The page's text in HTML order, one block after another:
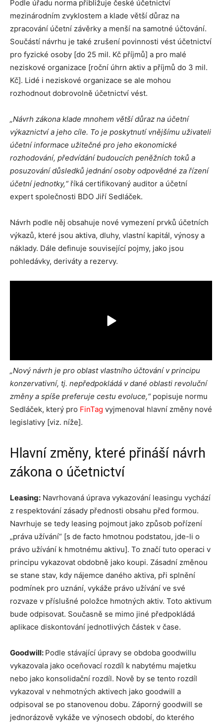
Podle úřadu norma přibližuje české účetnictví
mezinárodním zvyklostem a klade větší důraz na
zpracování účetní závěrky a menší na samotné účtování.
Součástí návrhu je také zrušení povinnosti vést účetnictví
pro fyzické osoby [do 25 mil. Kč příjmů] a pro malé
neziskové organizace [roční úhrn aktiv a příjmů do 3 mil.
Kč]. Lidé i neziskové organizace se ale mohou
rozhodnout dobrovolně účetnictví vést.
„Návrh zákona klade mnohem větší důraz na účetní
výkaznictví a jeho cíle. To je poskytnutí vnějšímu uživateli
účetní informace užitečné pro jeho ekonomické
rozhodování, předvídání budoucích peněžních toků a
posuzování důsledků jednání osoby odpovědné za řízení
účetní jednotky,“říká certifikovaný auditor a účetní
expert společnosti BDO Jiří Sedláček.
Návrh podle něj obsahuje nové vymezení prvků účetních
výkazů, které jsou aktiva, dluhy, vlastní kapitál, výnosy a
náklady. Dále definuje související pojmy, jako jsou
pohledávky, deriváty a rezervy.
„Nový návrh je pro oblast vlastního účtování v principu
konzervativní, tj. nepředpokládá v dané oblasti revoluční
změny a spíše preferuje cestu evoluce,“popisuje normu
Sedláček, který pro FinTag vyjmenoval hlavní změny nové
legislativy [viz. níže].
Hlavní změny, které přináší návrh
zákona o účetnictví
Leasing: Navrhovaná úprava vykazování leasingu vychází
z respektování zásady přednosti obsahu před formou.
Navrhuje se tedy leasing pojmout jako způsob pořízení
„práva užívání“ [s de facto hmotnou podstatou, jde-li o
právo užívání k hmotnému aktivu]. To značí tuto operaci v
principu vykazovat obdobně jako koupi. Zásadní změnou
se stane stav, kdy nájemce daného aktiva, při splnění
podmínek pro uznání, vykáže právo užívání ve své
rozvaze v příslušné položce hmotných aktiv. Toto aktivum
bude odpisovat. Současně se mimo jiné předpokládá
aplikace diskontování jednotlivých částek v čase.
Goodwill: Podle stávající úpravy se obdoba goodwillu
vykazovala jako oceňovací rozdíl k nabytému majetku
nebo jako konsolidační rozdíl. Nově by se tento rozdíl
vykazoval v nehmotných aktivech jako goodwill a
odpisoval se po stanovenou dobu. Záporný goodwill se
jednorázově vykáže ve výnosech období, do kterého